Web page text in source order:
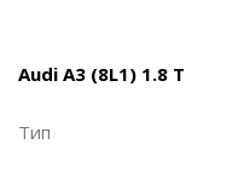
Audi A3 (8L1) 1.8 T
Тип